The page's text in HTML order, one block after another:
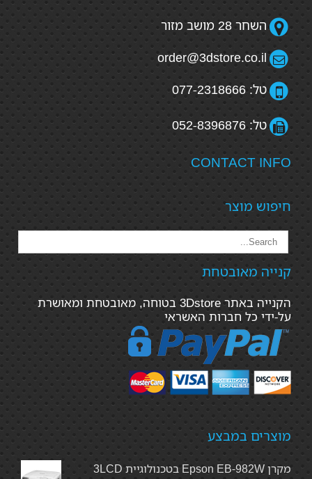
השחר 28 מושב מזור
order@3dstore.co.il
טל: 077-2318666
טל: 052-8396876
CONTACT INFO
חיפוש מוצר
קנייה מאובטחת
הקנייה באתר 3Dstore בטוחה, מאובטחת ומאושרת
על-ידי כל חברות האשראי
מוצרים במבצע
מקרן Epson EB-982W בטכנולוגיית 3LCD